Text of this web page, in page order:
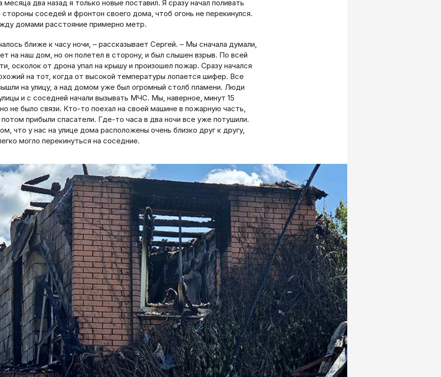
месяца два назад я только новые поставил. Я сразу начал поливать
стороны соседей и фронтон своего дома, чтоб огонь не перекинулся.
домами расстояние примерно метр.
ближе к часу ночи, – рассказывает Сергей. – Мы сначала думали,
на наш дом, но он полетел в сторону, и был слышен взрыв. По всей
осколок от дрона упал на крышу и произошел пожар. Сразу начался
на тот, когда от высокой температуры лопается шифер. Все
на улицу, а над домом уже был огромный столб пламени. Люди
и с соседней начали вызывать МЧС. Мы, наверное, минут 15
не было связи. Кто-то поехал на своей машине в пожарную часть,
потом прибыли спасатели. Где-то часа в два ночи все уже потушили.
что у нас на улице дома расположены очень близко друг к другу,
могло перекинуться на соседние.